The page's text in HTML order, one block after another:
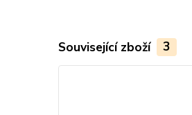
Související zboží 3